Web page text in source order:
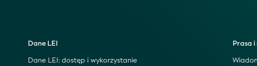
Dane LEI
Dane LEI: dostęp i wykorzystanie
Prasa